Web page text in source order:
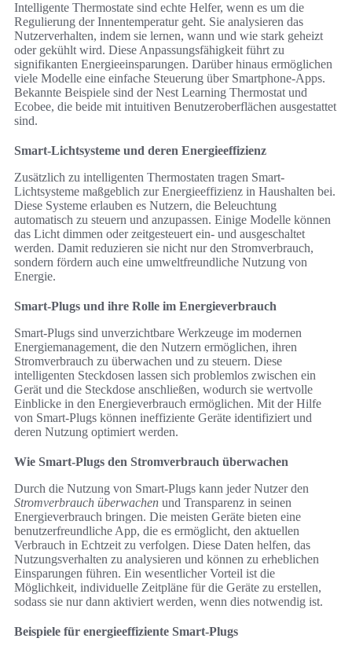
Intelligente Thermostate sind echte Helfer, wenn es um die
Regulierung der Innentemperatur geht. Sie analysieren das
Nutzerverhalten, indem sie lernen, wann und wie stark geheizt
oder gekühlt wird. Diese Anpassungsfähigkeit führt zu
signifikanten Energieeinsparungen. Darüber hinaus ermöglichen
viele Modelle eine einfache Steuerung über Smartphone-Apps.
Bekannte Beispiele sind der Nest Learning Thermostat und
Ecobee, die beide mit intuitiven Benutzeroberflächen ausgestattet
sind.
Smart-Lichtsysteme und deren Energieeffizienz
Zusätzlich zu intelligenten Thermostaten tragen Smart-
Lichtsysteme maßgeblich zur Energieeffizienz in Haushalten bei.
Diese Systeme erlauben es Nutzern, die Beleuchtung
automatisch zu steuern und anzupassen. Einige Modelle können
das Licht dimmen oder zeitgesteuert ein- und ausgeschaltet
werden. Damit reduzieren sie nicht nur den Stromverbrauch,
sondern fördern auch eine umweltfreundliche Nutzung von
Energie.
Smart-Plugs und ihre Rolle im Energieverbrauch
Smart-Plugs sind unverzichtbare Werkzeuge im modernen
Energiemanagement, die den Nutzern ermöglichen, ihren
Stromverbrauch zu überwachen und zu steuern. Diese
intelligenten Steckdosen lassen sich problemlos zwischen ein
Gerät und die Steckdose anschließen, wodurch sie wertvolle
Einblicke in den Energieverbrauch ermöglichen. Mit der Hilfe
von Smart-Plugs können ineffiziente Geräte identifiziert und
deren Nutzung optimiert werden.
Wie Smart-Plugs den Stromverbrauch überwachen
Durch die Nutzung von Smart-Plugs kann jeder Nutzer den
Stromverbrauch überwachen und Transparenz in seinen
Energieverbrauch bringen. Die meisten Geräte bieten eine
benutzerfreundliche App, die es ermöglicht, den aktuellen
Verbrauch in Echtzeit zu verfolgen. Diese Daten helfen, das
Nutzungsverhalten zu analysieren und können zu erheblichen
Einsparungen führen. Ein wesentlicher Vorteil ist die
Möglichkeit, individuelle Zeitpläne für die Geräte zu erstellen,
sodass sie nur dann aktiviert werden, wenn dies notwendig ist.
Beispiele für energieeffiziente Smart-Plugs